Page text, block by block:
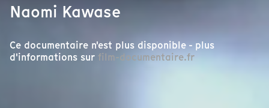
Naomi Kawase
Ce documentaire n'est plus disponible - plus
d'informations sur film-documentaire.fr